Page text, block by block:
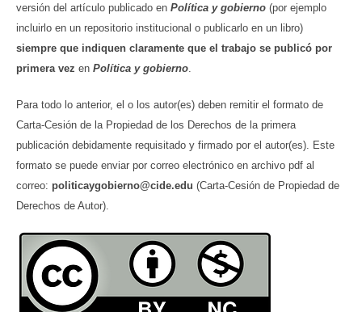
versión del artículo publicado en Política y gobierno (por ejemplo
incluirlo en un repositorio institucional o publicarlo en un libro)
siempre que indiquen claramente que el trabajo se publicó por
primera vez en Política y gobierno
Para todo lo anterior, el o los autor(es) deben remitir el formato de
Carta-Cesión de la Propiedad de los Derechos de la primera
publicación debidamente requisitado y firmado por el autor(es). Este
formato se puede enviar por correo electrónico en archivo pdf al
correo: politicaygobierno@cide.edu (Carta-Cesión de Propiedad de
Derechos de Autor).